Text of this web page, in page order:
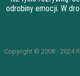
odrobiny emocji. W
Copyright © 2008 - 2024